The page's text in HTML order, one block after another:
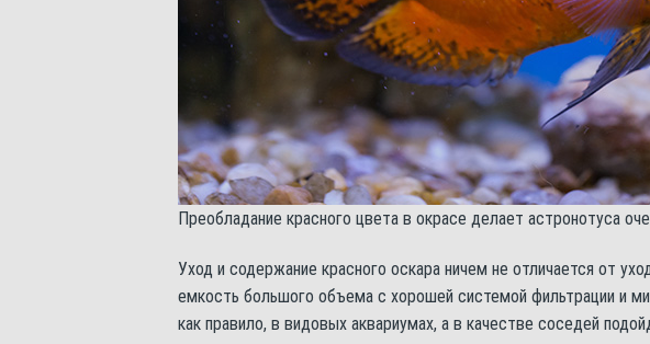
Преобладание красного цвета в окрасе делает астронотуса
Уход и содержание красного оскара ничем не отличается от
емкость большого объема с хорошей системой фильтрации и
как правило, в видовых аквариумах, а в качестве соседей